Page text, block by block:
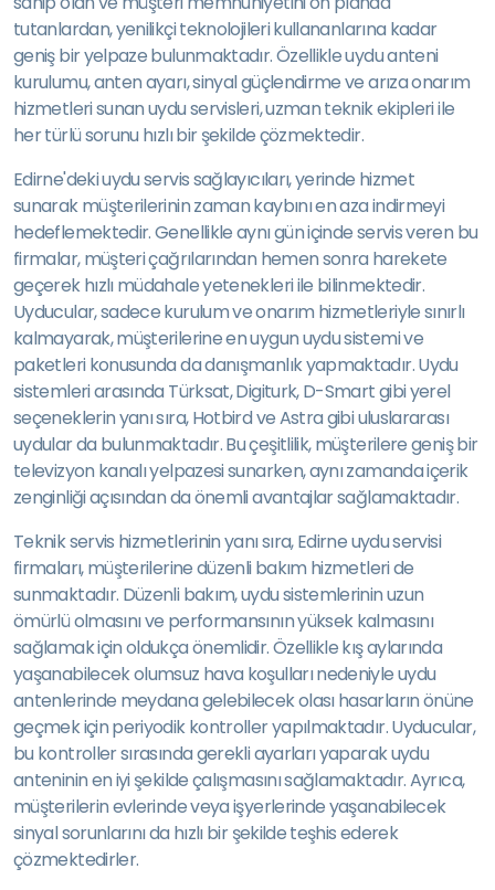
tutanlardan, yenilikçi teknolojileri kullananlarına kadar
geniş bir yelpaze bulunmaktadır. Özellikle uydu anteni
kurulumu, anten ayarı, sinyal güçlendirme ve arıza onarım
hizmetleri sunan uydu servisleri, uzman teknik ekipleri ile
her türlü sorunu hızlı bir şekilde çözmektedir.
Edirne'deki uydu servis sağlayıcıları, yerinde hizmet
sunarak müşterilerinin zaman kaybını en aza indirmeyi
hedeflemektedir. Genellikle aynı gün içinde servis veren bu
firmalar, müşteri çağrılarından hemen sonra harekete
geçerek hızlı müdahale yetenekleri ile bilinmektedir.
Uyducular, sadece kurulum ve onarım hizmetleriyle sınırlı
kalmayarak, müşterilerine en uygun uydu sistemi ve
paketleri konusunda da danışmanlık yapmaktadır. Uydu
sistemleri arasında Türksat, Digiturk, D-Smart gibi yerel
seçeneklerin yanı sıra, Hotbird ve Astra gibi uluslararası
uydular da bulunmaktadır. Bu çeşitlilik, müşterilere geniş bir
televizyon kanalı yelpazesi sunarken, aynı zamanda içerik
zenginliği açısından da önemli avantajlar sağlamaktadır.
Teknik servis hizmetlerinin yanı sıra, Edirne uydu servisi
firmaları, müşterilerine düzenli bakım hizmetleri de
sunmaktadır. Düzenli bakım, uydu sistemlerinin uzun
ömürlü olmasını ve performansının yüksek kalmasını
sağlamak için oldukça önemlidir. Özellikle kış aylarında
yaşanabilecek olumsuz hava koşulları nedeniyle uydu
antenlerinde meydana gelebilecek olası hasarların önüne
geçmek için periyodik kontroller yapılmaktadır. Uyducular,
bu kontroller sırasında gerekli ayarları yaparak uydu
anteninin en iyi şekilde çalışmasını sağlamaktadır. Ayrıca,
müşterilerin evlerinde veya işyerlerinde yaşanabilecek
sinyal sorunlarını da hızlı bir şekilde teşhis ederek
çözmektedirler.